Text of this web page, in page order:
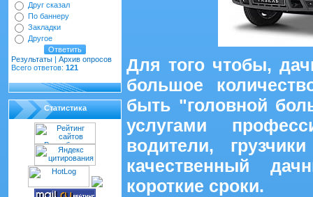
Друг сказал
По баннеру
Закладки
Другое
Результаты | Архив опросов
Всего ответов: 121
Статистика
Для того чтобы,
большое
быть "головной
услугами
водители,
качественный
короткие сроки.